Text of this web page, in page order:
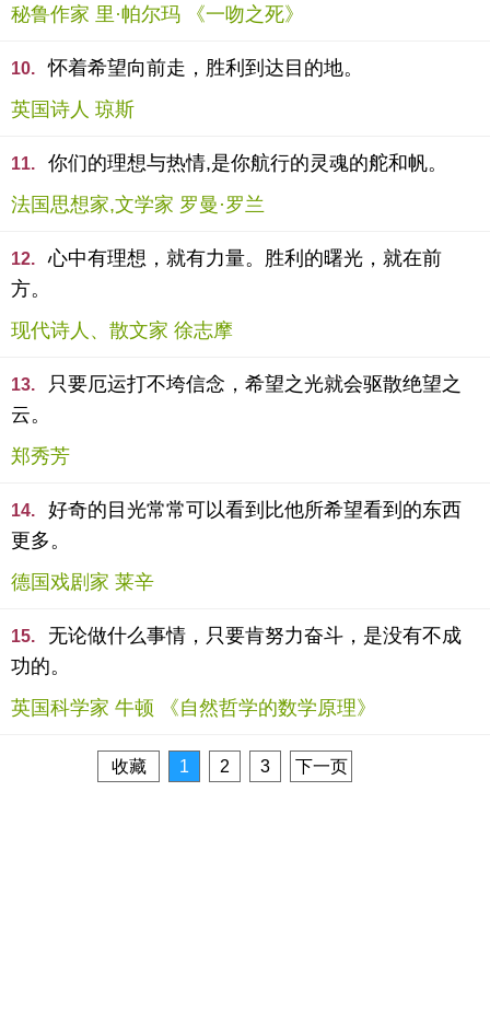
秘鲁作家 里·帕尔玛 《一吻之死》
10.
怀着希望向前走，胜利到达目的地。
英国诗人 琼斯
11.
你们的理想与热情,是你航行的灵魂的舵和帆。
法国思想家,文学家 罗曼·罗兰
12.
心中有理想，就有力量。胜利的曙光，就在前
方。
现代诗人、散文家 徐志摩
13.
只要厄运打不垮信念，希望之光就会驱散绝望之
云。
郑秀芳
14.
好奇的目光常常可以看到比他所希望看到的东西
更多。
德国戏剧家 莱辛
15.
无论做什么事情，只要肯努力奋斗，是没有不成
功的。
英国科学家 牛顿 《自然哲学的数学原理》
收藏 1 2 3 下一页